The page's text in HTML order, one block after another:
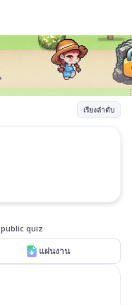
เรียงลำดับ
public quiz
แผ่นงาน